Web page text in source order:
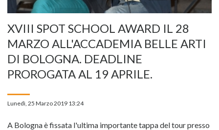
XVIII SPOT SCHOOL AWARD IL 28
MARZO ALL'ACCADEMIA BELLE ARTI
DI BOLOGNA. DEADLINE
PROROGATA AL 19 APRILE.
Lunedì, 25 Marzo 2019 13:24
A Bologna è fissata l'ultima importante tappa del tour presso